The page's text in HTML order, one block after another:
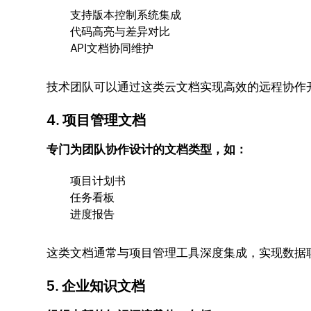
支持版本控制系统集成
代码高亮与差异对比
API文档协同维护
技术团队可以通过这类云文档实现高效的远程协作
4. 项目管理文档
专门为团队协作设计的文档类型，如：
项目计划书
任务看板
进度报告
这类文档通常与项目管理工具深度集成，实现数据
5. 企业知识文档